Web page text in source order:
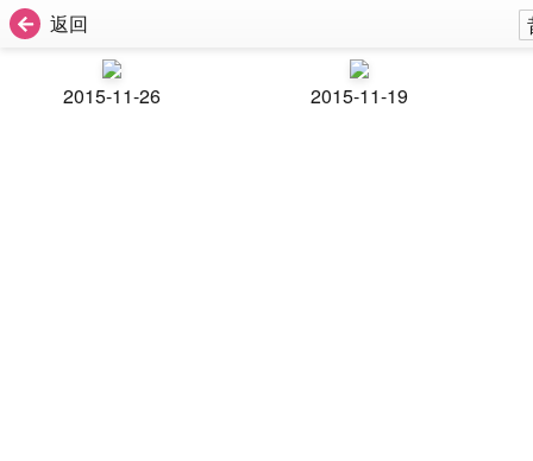
返回
2015-11-26 2015-11-19